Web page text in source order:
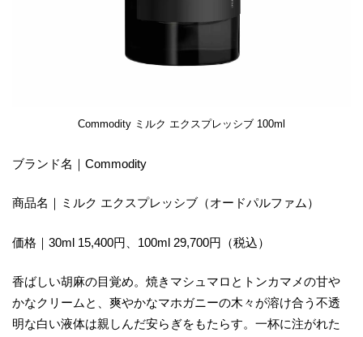
Commodity ミルク エクスプレッシブ 100ml
ブランド名｜Commodity
商品名｜ミルク エクスプレッシブ（オードパルファム）
価格｜30ml 15,400円、100ml 29,700円（税込）
香ばしい胡麻の目覚め。焼きマシュマロとトンカマメの甘や
かなクリームと、爽やかなマホガニーの木々が溶け合う不透
明な白い液体は親しんだ安らぎをもたらす。一杯に注がれた